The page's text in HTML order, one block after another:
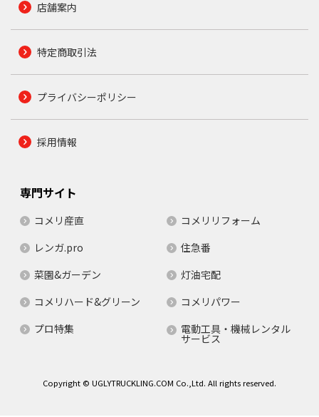
店舗案内
特定商取引法
プライバシーポリシー
採用情報
専門サイト
コメリ産直
コメリリフォーム
レンガ.pro
住急番
菜園&ガーデン
灯油宅配
コメリハード&グリーン
コメリパワー
プロ特集
電動工具・機械レンタル
サービス
Copyright © UGLYTRUCKLING.COM Co.,Ltd. All rights reserved.